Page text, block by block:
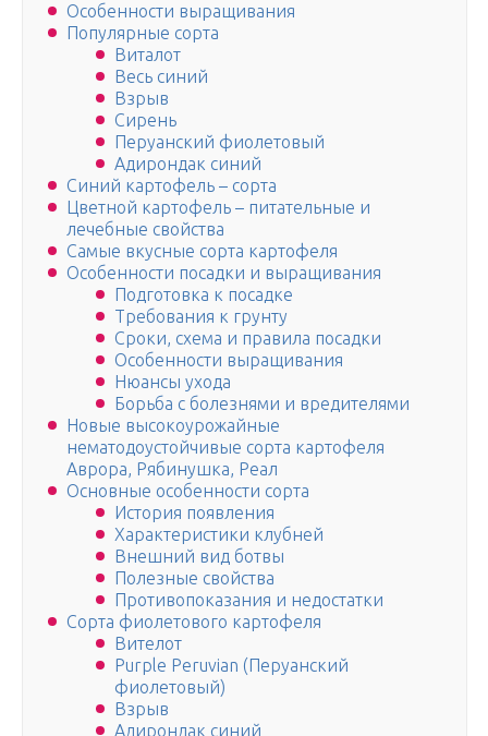
Особенности выращивания
Популярные сорта
Виталот
Весь синий
Взрыв
Сирень
Перуанский фиолетовый
Адирондак синий
Синий картофель – сорта
Цветной картофель – питательные и
лечебные свойства
Самые вкусные сорта картофеля
Особенности посадки и выращивания
Подготовка к посадке
Требования к грунту
Сроки, схема и правила посадки
Особенности выращивания
Нюансы ухода
Борьба с болезнями и вредителями
Новые высокоурожайные
нематодоустойчивые сорта картофеля
Аврора, Рябинушка, Реал
Основные особенности сорта
История появления
Характеристики клубней
Внешний вид ботвы
Полезные свойства
Противопоказания и недостатки
Сорта фиолетового картофеля
Вителот
Purple Peruvian (Перуанский
фиолетовый)
Взрыв
Адирондак синий